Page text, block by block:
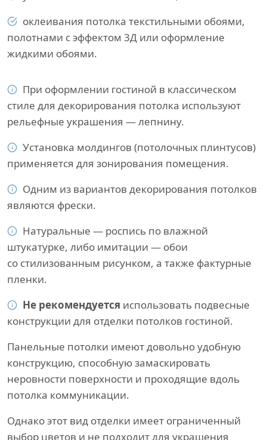
оклеивания потолка текстильными обоями,
полотнами с эффектом 3Д или оформление
жидкими обоями.
При оформлении гостиной в классическом
стиле для декорирования потолка используют
рельефные украшения — лепнину.
Установка молдингов (потолочных плинтусов)
применяется для зонирования помещения.
Одним из вариантов декорирования потолков
являются фрески.
Натуральные — роспись по влажной
штукатурке, либо имитации — обои
со стилизованным рисунком, а также фактурные
пленки.
Не рекомендуется использовать подвесные
конструкции для отделки потолков гостиной.
Панельные потолки имеют довольно удобную
конструкцию, способную замаскировать
неровности поверхности и проходящие вдоль
потолка коммуникации.
Однако этот вид отделки имеет ограниченный
выбор цветов и не подходит для украшения